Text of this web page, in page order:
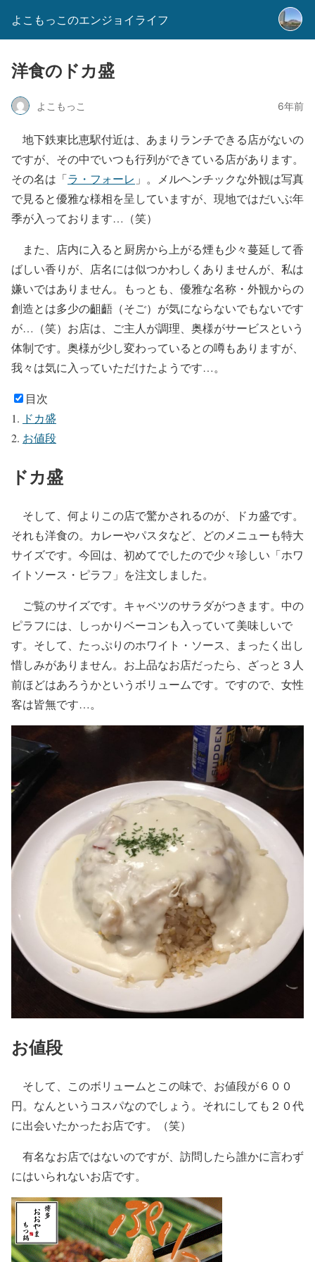
よこもっこのエンジョイライフ
洋食のドカ盛
よこもっこ 6年前
地下鉄東比恵駅付近は、あまりランチできる店がないの
ですが、その中でいつも行列ができている店があります。
その名は「ラ・フォーレ 」。メルヘンチックな外観は写真
で見ると優雅な様相を呈していますが、現地ではだいぶ年
季が入っております…（笑）
また、店内に入ると厨房から上がる煙も少々蔓延して香
ばしい香りが、店名には似つかわしくありませんが、私は
嫌いではありません。もっとも、優雅な名称・外観からの
創造とは多少の齟齬（そご）が気にならないでもないです
が…（笑）お店は、ご主人が調理、奥様がサービスという
体制です。奥様が少し変わっているとの噂もありますが、
我々は気に入っていただけたようです…。
目次
ドカ盛
お値段
ドカ盛
そして、何よりこの店で驚かされるのが、ドカ盛です。
それも洋食の。カレーやパスタなど、どのメニューも特大
サイズです。今回は、初めてでしたので少々珍しい「ホワ
イトソース・ピラフ」を注文しました。
ご覧のサイズです。キャベツのサラダがつきます。中の
ピラフには、しっかりベーコンも入っていて美味しいで
す。そして、たっぷりのホワイト・ソース、まったく出し
惜しみがありません。お上品なお店だったら、ざっと３人
前ほどはあろうかというボリュームです。ですので、女性
客は皆無です…。
お値段
そして、このボリュームとこの味で、お値段が６００
円。なんというコスパなのでしょう。それにしても２０代
に出会いたかったお店です。（笑）
有名なお店ではないのですが、訪問したら誰かに言わず
にはいられないお店です。